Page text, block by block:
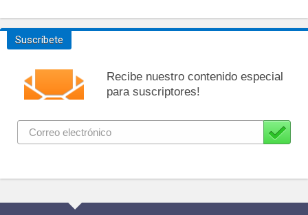
Suscríbete
Recibe nuestro contenido especial
para suscriptores!